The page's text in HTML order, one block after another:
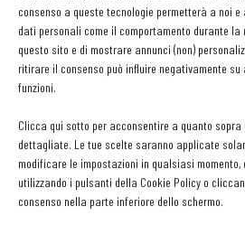
consenso a queste tecnologie permetterà a noi
dati personali come il comportamento durante la
questo sito e di mostrare annunci (non)
ritirare il consenso può influire negativamente
funzioni.
Clicca qui sotto per acconsentire a quanto
dettagliate. Le tue scelte saranno applicate
modificare le impostazioni in qualsiasi
utilizzando i pulsanti della Cookie Policy o
consenso nella parte inferiore dello schermo.
Rossella De Stefano 28 Giugno
Devetak della Lokanda
Roberto Barat 9 Marzo 2023